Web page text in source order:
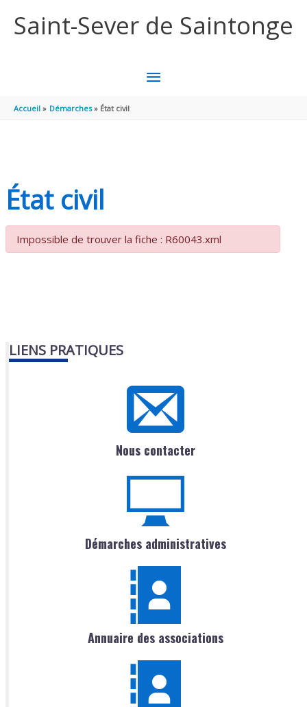
Saint-Sever de Saintonge
MENU
Accueil Démarches État civil
État civil
Impossible de trouver la fiche : R60043.xml
LIENS PRATIQUES
Nous contacter
Démarches administratives
Annuaire des associations